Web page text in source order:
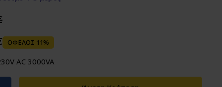
ΟΦΕΛΟΣ 11%
AC 3000VA